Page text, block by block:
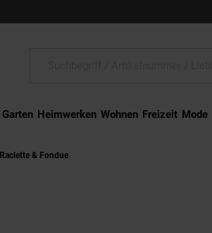
Garten Heimwerken Wohnen Freizeit Mode
Raclette & Fondue